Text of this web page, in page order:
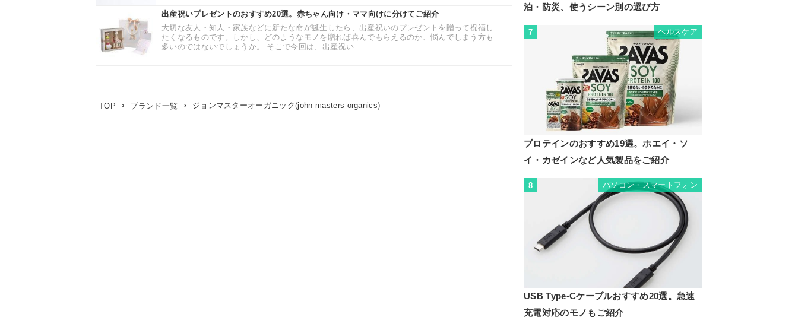
出産祝いプレゼントのおすすめ20選。赤ちゃん向け・ママ向けに分けてご紹介
大切な友人・知人・家族などに新たな命が誕生したら、出産祝いのプレゼントを贈って祝福し
たくなるものです。しかし、どのようなモノを贈れば喜んでもらえるのか、悩んでしまう方も
多いのではないでしょうか。 そこで今回は、出産祝い...
TOP ブランド一覧 ジョンマスターオーガニック(john masters organics)
泊・防災、使うシーン別の選び方
7 ヘルスケア
プロテインのおすすめ19選。ホエイ・ソ
イ・カゼインなど人気製品をご紹介
8 パソコン・スマートフォン
USB Type-Cケーブルおすすめ20選。急速
充電対応のモノもご紹介